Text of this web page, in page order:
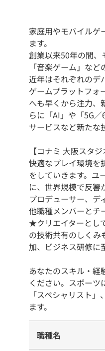
家庭用やモバイルゲ
ます。
創業以来50年の間、
「音楽ゲーム」な
近年はそれぞれのデ
ゲームプラットフォ
へも早くから注力、
らに「AI」や「5G
サービスなど新たな
【コナミ 大阪スタ
快適なプレイ環境を
をしていきます。ユ
に、世界規模で反響
プロデューサー、デ
他職種メンバーとチ
★クリエイターとし
の技術共有のしくみ
加、ビジネス研修に
あなたのスキル・経
ください。スポーツ
「スペシャリスト
ます。
職種名